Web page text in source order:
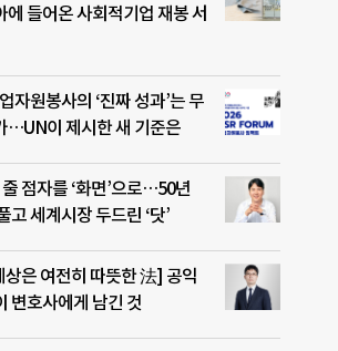
에 들어온 사회적기업 재봉 서
자원봉사의 ‘진짜 성과’는 무
…UN이 제시한 새 기준은
점자를 ‘화면’으로…50년
고 세계시장 두드린 ‘닷’
상은 여전히 따뜻한 法] 공익
변호사에게 남긴 것